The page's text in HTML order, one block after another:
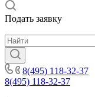
Подать заявку
8(495) 118-32-37
8(495) 118-32-37